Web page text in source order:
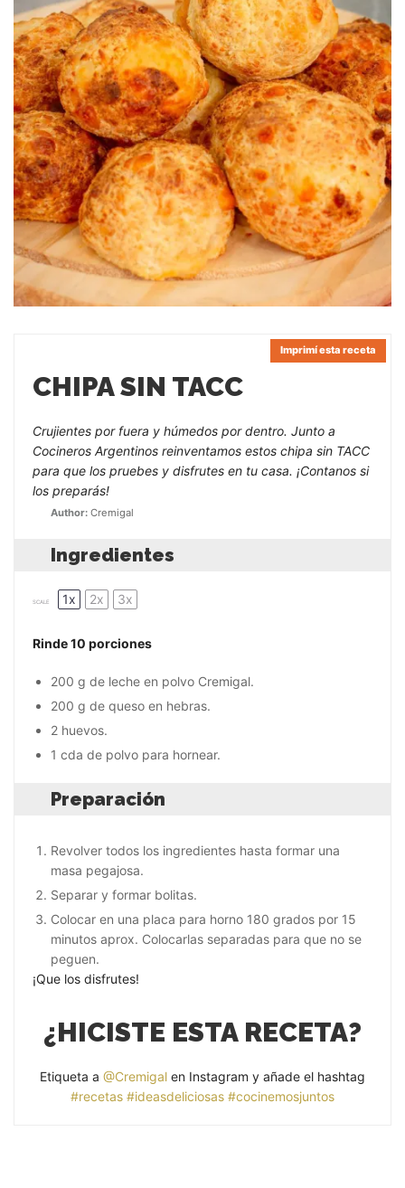
Imprimí esta receta
CHIPA SIN TACC
Crujientes por fuera y húmedos por dentro. Junto a
Cocineros Argentinos reinventamos estos chipa sin TACC
para que los pruebes y disfrutes en tu casa. ¡Contanos si
los preparás!
Author: Cremigal
Ingredientes
SCALE 1x 2x 3x
Rinde 10 porciones
200 g de leche en polvo Cremigal.
200 g de queso en hebras.
2 huevos.
1 cda de polvo para hornear.
Preparación
Revolver todos los ingredientes hasta formar una
masa pegajosa.
Separar y formar bolitas.
Colocar en una placa para horno 180 grados por 15
minutos aprox. Colocarlas separadas para que no se
peguen.
¡Que los disfrutes!
¿HICISTE ESTA RECETA?
Etiqueta a @Cremigal en Instagram y añade el hashtag
#recetas #ideasdeliciosas #cocinemosjuntos